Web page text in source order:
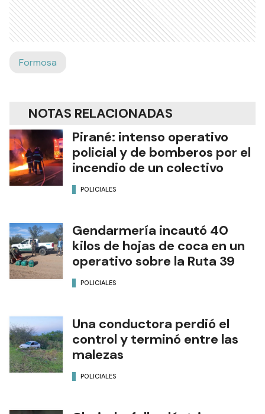
Formosa
NOTAS RELACIONADAS
Pirané: intenso operativo
policial y de bomberos por el
incendio de un colectivo
POLICIALES
Gendarmería incautó 40
kilos de hojas de coca en un
operativo sobre la Ruta 39
POLICIALES
Una conductora perdió el
control y terminó entre las
malezas
POLICIALES